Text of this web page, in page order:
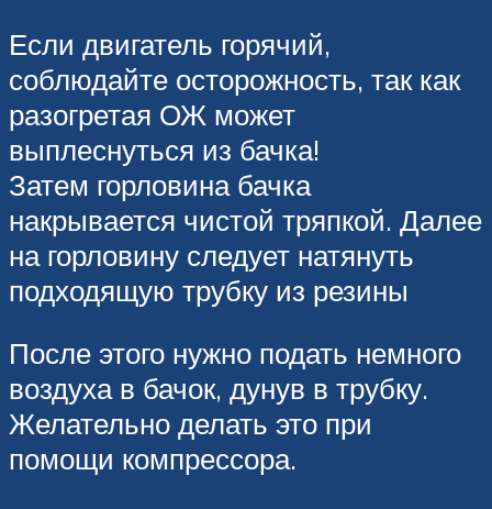
Если двигатель горячий,
соблюдайте осторожность, так как
разогретая ОЖ может
выплеснуться из бачка!
Затем горловина бачка
накрывается чистой тряпкой. Далее
на горловину следует натянуть
подходящую трубку из резины
После этого нужно подать немного
воздуха в бачок, дунув в трубку.
Желательно делать это при
помощи компрессора.